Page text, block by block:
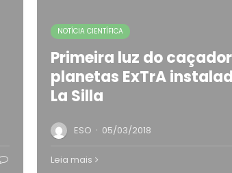
NOTÍCIA CIENTÍFICA
Primeira luz do
planetas ExTrA
La Silla
ESO · 05/03/2018
Leia mais